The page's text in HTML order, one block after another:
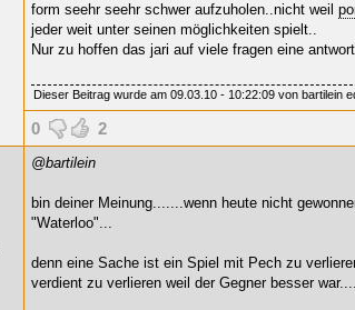
form seehr seehr schwer aufzuholen..nicht weil
jeder weit unter seinen möglichkeiten spielt..
Nur zu hoffen das jari auf viele fragen eine
Dieser Beitrag wurde am 09.03.10 - 10:22:09 von bartilein
0 2
@bartilein
bin deiner Meinung.......wenn heute nicht
"Waterloo"...
denn eine Sache ist ein Spiel mit Pech zu
verdient zu verlieren weil der Gegner besser war....